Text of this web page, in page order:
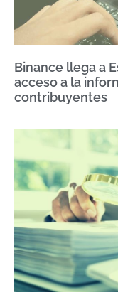
Binance llega a
acceso a la
contribuyentes